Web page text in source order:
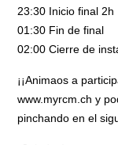
23:30 Inicio final 2h
01:30 Fin de final
02:00 Cierre de
¡¡Animaos a
www.myrcm.ch y
pinchando en el